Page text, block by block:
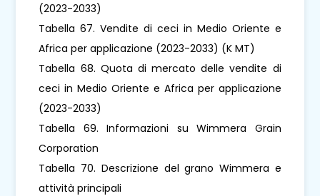
(2023-2033)
Tabella 67. Vendite di ceci in Medio Oriente e
Africa per applicazione (2023-2033) (K MT)
Tabella 68. Quota di mercato delle vendite di
ceci in Medio Oriente e Africa per applicazione
(2023-2033)
Tabella 69. Informazioni su Wimmera Grain
Corporation
Tabella 70. Descrizione del grano Wimmera e
attività principali